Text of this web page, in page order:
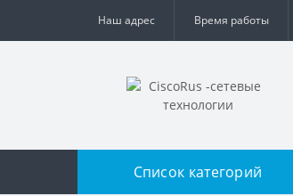
Наш адрес Время работы
Список категорий